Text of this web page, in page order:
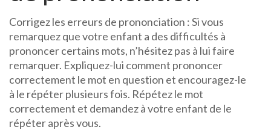
Corrigez les erreurs de prononciation : Si vous
remarquez que votre enfant a des difficultés à
prononcer certains mots, n’hésitez pas à lui faire
remarquer. Expliquez-lui comment prononcer
correctement le mot en question et encouragez-le
à le répéter plusieurs fois. Répétez le mot
correctement et demandez à votre enfant de le
répéter après vous.